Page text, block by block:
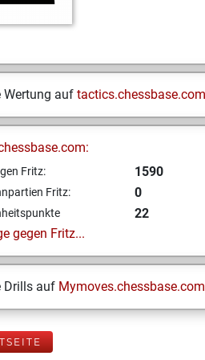
Wertung auf tactics.chessbase.com
Fritz: 1590
Fritz: 0
22
gegen Fritz...
Drills auf Mymoves.chessbase.com